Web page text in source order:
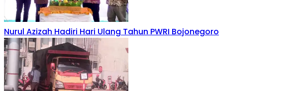
Nurul Azizah Hadiri Hari Ulang Tahun PWRI Bojonegoro